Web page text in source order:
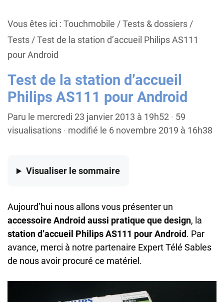
Vous êtes ici : Touchmobile /Tests & dossiers/
Tests/Test de la station d’accueil Philips AS111
pour Android
Test de la station d’accueil
Philips AS111 pour Android
Paru le mercredi 23 janvier 2013 à 19h52 · 59
visualisations · modifié le 6 novembre 2019 à 16h38
Visualiser le sommaire
Aujourd’hui nous allons vous présenter un
accessoire Android aussi pratique que design, la
station d’accueil Philips AS111 pour Android. Par
avance, merci à notre partenaire Expert Télé Sables
de nous avoir procuré ce matériel.